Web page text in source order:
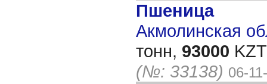
Пшеница
Акмолинская
тонн, 93000
(№: 33138) 06-